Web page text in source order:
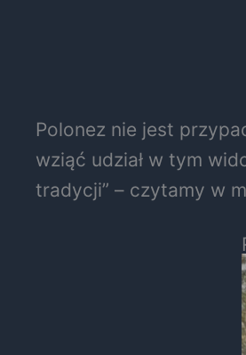
Polonez nie jest
wziąć udział w tym
tradycji” – czytamy w